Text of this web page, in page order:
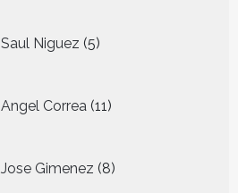
Saul Niguez 5
producten
Angel Correa 11
producten
Jose Gimenez 8
producten